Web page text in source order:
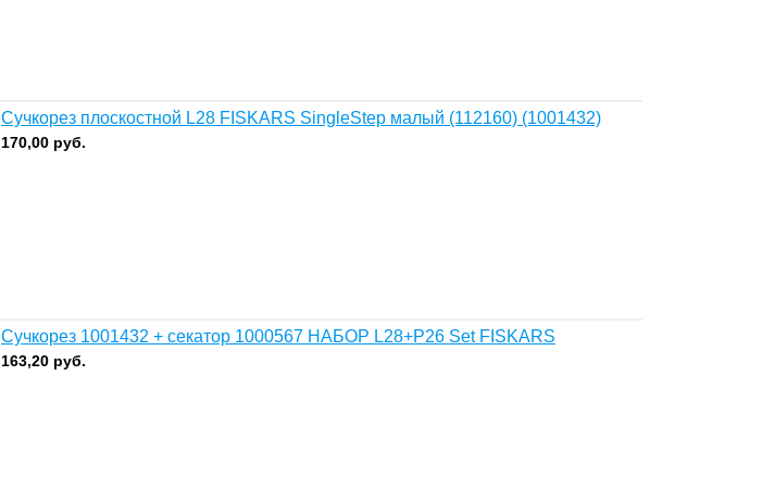
Сучкорез плоскостной L28 FISKARS SingleStep малый (112160) (1001432)
170,00 руб.
Сучкорез 1001432 + секатор 1000567 НАБОР L28+P26 Set FISKARS
163,20 руб.